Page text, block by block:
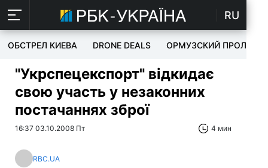
RU
ОБСТРЕЛ КИЕВА DRONE DEALS ОРМУЗСКИЙ ПРОЛИВ
"Укрспецекспорт" відкидає
свою участь у незаконних
постачаннях зброї
16:37 03.10.2008 Пт 4 мин
RBC.UA